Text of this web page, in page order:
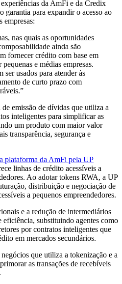
da AmFi e da Credix
garantia para expandir o acesso ao
empresas:
nas quais as oportunidades
ainda são
fornecer crédito com base em
e médias empresas.
ser usados para atender às
de curto prazo com
emissão de dívidas que utiliza a
inteligentes para simplificar as
um produto com maior valor
transparência, segurança e
plataforma da AmFi pela UP
linhas de crédito acessíveis a
Ao adotar tokens RWA, a UP
distribuição e negociação de
a pequenos empreendedores.
e a redução de intermediários
substituindo agentes como
por contratos inteligentes que
em mercados secundários.
que utiliza a tokenização e a
as transações de recebíveis